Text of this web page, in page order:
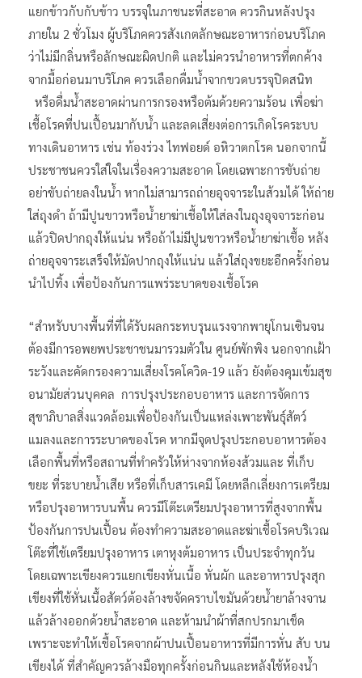
แยกข้าวกับกับข้าว บรรจุในภาชนะที่สะอาด ควรกินหลังปรุง
ภายใน 2 ชั่วโมง ผู้บริโภคควรสังเกตลักษณะอาหารก่อนบริโภค
ว่าไม่มีกลิ่นหรือลักษณะผิดปกติ และไม่ควรนำอาหารที่ตกค้าง
จากมื้อก่อนมาบริโภค ควรเลือกดื่มน้ำจากขวดบรรจุปิดสนิท
หรือดื่มน้ำสะอาดผ่านการกรองหรือต้มด้วยความร้อน เพื่อฆ่า
เชื้อโรคที่ปนเปื้อนมากับน้ำ และลดเสี่ยงต่อการเกิดโรคระบบ
ทางเดินอาหาร เช่น ท้องร่วง ไทฟอยด์ อหิวาตกโรค นอกจากนี้
ประชาชนควรใส่ใจในเรื่องความสะอาด โดยเฉพาะการขับถ่าย
อย่าขับถ่ายลงในน้ำ หากไม่สามารถถ่ายอุจจาระในส้วมได้ ให้ถ่าย
ใส่ถุงดำ ถ้ามีปูนขาวหรือน้ำยาฆ่าเชื้อให้ใส่ลงในถุงอุจจาระก่อน
แล้วปิดปากถุงให้แน่น หรือถ้าไม่มีปูนขาวหรือน้ำยาฆ่าเชื้อ หลัง
ถ่ายอุจจาระเสร็จให้มัดปากถุงให้แน่น แล้วใส่ถุงขยะอีกครั้งก่อน
นำไปทิ้ง เพื่อป้องกันการแพร่ระบาดของเชื้อโรค
“สำหรับบางพื้นที่ที่ได้รับผลกระทบรุนแรงจากพายุโกนเซินจน
ต้องมีการอพยพประชาชนมารวมตัวใน ศูนย์พักพิง นอกจากเฝ้า
ระวังและคัดกรองความเสี่ยงโรคโควิด-19 แล้ว ยังต้องคุมเข้มสุข
อนามัยส่วนบุคคล การปรุงประกอบอาหาร และการจัดการ
สุขาภิบาลสิ่งแวดล้อมเพื่อป้องกันเป็นแหล่งเพาะพันธุ์สัตว์
แมลงและการระบาดของโรค หากมีจุดปรุงประกอบอาหารต้อง
เลือกพื้นที่หรือสถานที่ทำครัวให้ห่างจากห้องส้วมและ ที่เก็บ
ขยะ ที่ระบายน้ำเสีย หรือที่เก็บสารเคมี โดยหลีกเลี่ยงการเตรียม
หรือปรุงอาหารบนพื้น ควรมีโต๊ะเตรียมปรุงอาหารที่สูงจากพื้น
ป้องกันการปนเปื้อน ต้องทำความสะอาดและฆ่าเชื้อโรคบริเวณ
โต๊ะที่ใช้เตรียมปรุงอาหาร เตาหุงต้มอาหาร เป็นประจำทุกวัน
โดยเฉพาะเขียงควรแยกเขียงหั่นเนื้อ หั่นผัก และอาหารปรุงสุก
เขียงที่ใช้หั่นเนื้อสัตว์ต้องล้างขจัดคราบไขมันด้วยน้ำยาล้างจาน
แล้วล้างออกด้วยน้ำสะอาด และห้ามนำผ้าที่สกปรกมาเช็ด
เพราะจะทำให้เชื้อโรคจากผ้าปนเปื้อนอาหารที่มีการหั่น สับ บน
เขียงได้ ที่สำคัญควรล้างมือทุกครั้งก่อนกินและหลังใช้ห้องน้ำ